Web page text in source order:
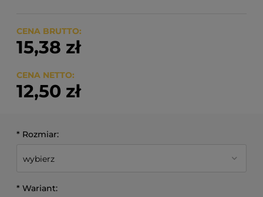
CENA BRUTTO:
15,38 zł
CENA NETTO:
12,50 zł
* Rozmiar:
* Wariant: